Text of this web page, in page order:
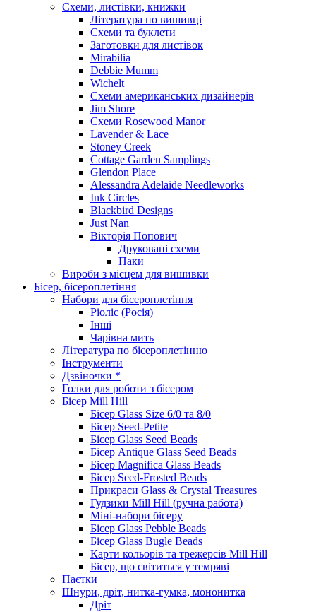
Схеми, листівки, книжки
Література по вишивці
Схеми та буклети
Заготовки для листівок
Mirabilia
Debbie Mumm
Wichelt
Схеми американських дизайнерів
Jim Shore
Cхеми Rosewood Manor
Lavender & Lace
Stoney Creek
Cottage Garden Samplings
Glendon Place
Alessandra Adelaide Needleworks
Ink Circles
Blackbird Designs
Just Nan
Вікторія Попович
Друковані схеми
Паки
Вироби з місцем для вишивки
Бісер, бісероплетіння
Набори для бісероплетіння
Ріоліс (Росія)
Інші
Чарівна мить
Література по бісероплетінню
Інструменти
Дзвіночки *
Голки для роботи з бісером
Бісер Mill Hill
Бісер Glass Size 6/0 та 8/0
Бісер Seed-Petite
Бісер Glass Seed Beads
Бісер Antique Glass Seed Beads
Бісер Magnifica Glass Beads
Бісер Seed-Frosted Beads
Прикраси Glass & Crystal Treasures
Гудзики Mill Hill (ручна работа)
Міні-набори бісеру
Бісер Glass Pebble Beads
Бісер Glass Bugle Beads
Карти кольорів та трежерсів Mill Hill
Бісер, що світиться у темряві
Паєтки
Шнури, дріт, нитка-гумка, мононитка
Дріт